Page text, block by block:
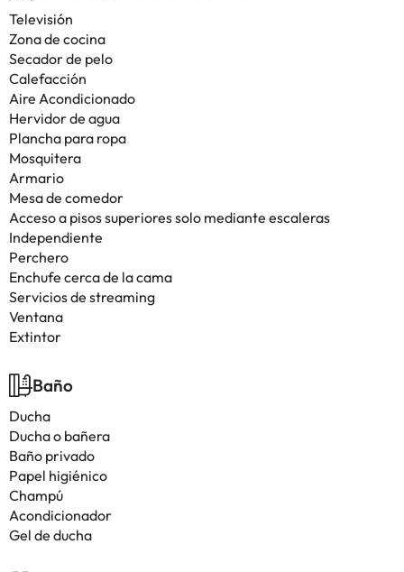
Televisión
Zona de cocina
Secador de pelo
Calefacción
Aire Acondicionado
Hervidor de agua
Plancha para ropa
Mosquitera
Armario
Mesa de comedor
Acceso a pisos superiores solo mediante escaleras
Independiente
Perchero
Enchufe cerca de la cama
Servicios de streaming
Ventana
Extintor
Baño
Ducha
Ducha o bañera
Baño privado
Papel higiénico
Champú
Acondicionador
Gel de ducha